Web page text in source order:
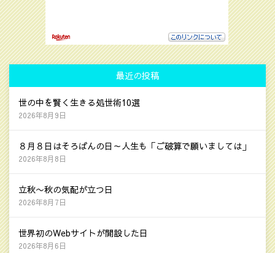
最近の投稿
世の中を賢く生きる処世術10選
2026年8月9日
８月８日はそろばんの日～人生も「ご破算で願いましては」
2026年8月8日
立秋〜秋の気配が立つ日
2026年8月7日
世界初のWebサイトが開設した日
2026年8月6日